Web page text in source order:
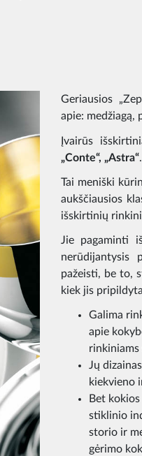
Geriausios
apie: medžiagą,
Įvairūs
„Conte“, „Astra“
Tai meniški
aukščiausios
išskirtinių
Jie pagaminti
nerūdijantysis
pažeisti, be to,
kiek jis
Galima
apie
rinkiniams
Jų
kiekvieno
Bet
stiklinio
storio ir
gėrimo